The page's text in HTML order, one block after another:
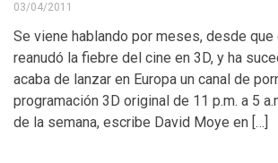
03/04/2011
Se viene hablando por meses, desde que
reanudó la fiebre del cine en 3D, y ha
acaba de lanzar en Europa un canal de
programación 3D original de 11 p.m. a 5
de la semana, escribe David Moye en […]